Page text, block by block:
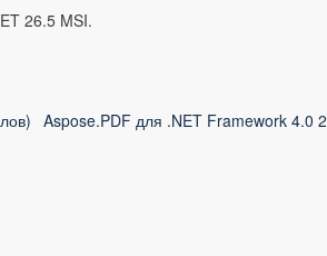
26.5 MSI.
Aspose.PDF для .NET Framework 4.0